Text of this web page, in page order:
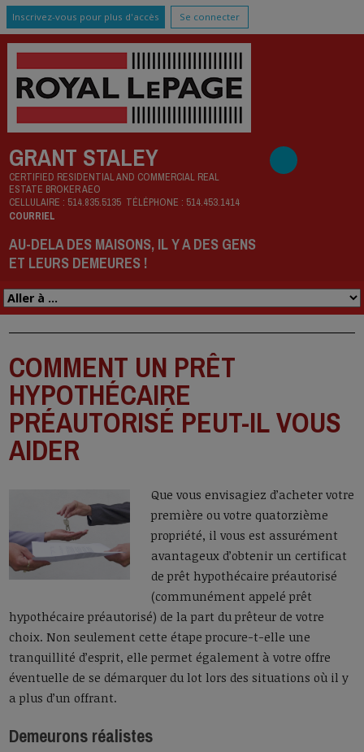
Inscrivez-vous pour plus d'accès Se connecter
GRANT STALEY
CERTIFIED RESIDENTIAL AND COMMERCIAL REAL
ESTATE BROKER AEO
CELLULAIRE : 514.835.5135 TÉLÉPHONE : 514.453.1414
COURRIEL
AU-DELA DES MAISONS, IL Y A DES GENS
ET LEURS DEMEURES !
COMMENT UN PRÊT
HYPOTHÉCAIRE
PRÉAUTORISÉ PEUT-IL VOUS
AIDER
Que vous envisagiez d’acheter votre
première ou votre quatorzième
propriété, il vous est assurément
avantageux d’obtenir un certificat
de prêt hypothécaire préautorisé
(communément appelé prêt
hypothécaire préautorisé) de la part du prêteur de votre
choix. Non seulement cette étape procure-t-elle une
tranquillité d’esprit, elle permet également à votre offre
éventuelle de se démarquer du lot lors des situations où il y
a plus d’un offrant.
Demeurons réalistes